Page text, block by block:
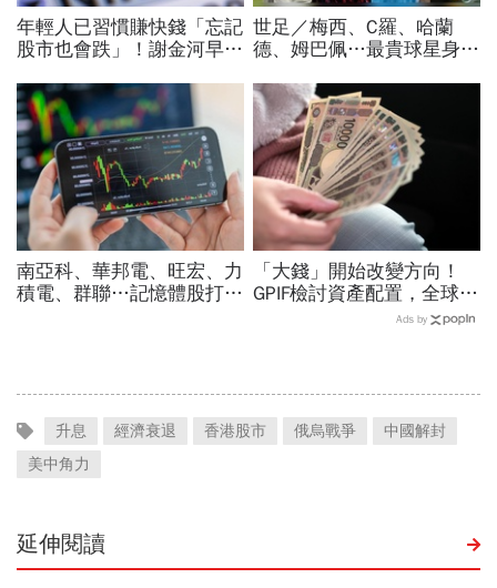
年輕人已習慣賺快錢「忘記
股市也會跌」！謝金河早一
出事：根本把投資人丟火坑
世足／梅西、C羅、哈蘭
德、姆巴佩…最貴球星身價
國560億是墊底球隊77倍
南亞科、華邦電、旺宏、力
積電、群聯…記憶體股打下
「大錢」開始改變方向！
GPIF檢討資產配置，全球資
金流向恐迎重大變局
Ads by
升息 經濟衰退 香港股市 俄烏戰爭
中國解封
美中角力
延伸閱讀